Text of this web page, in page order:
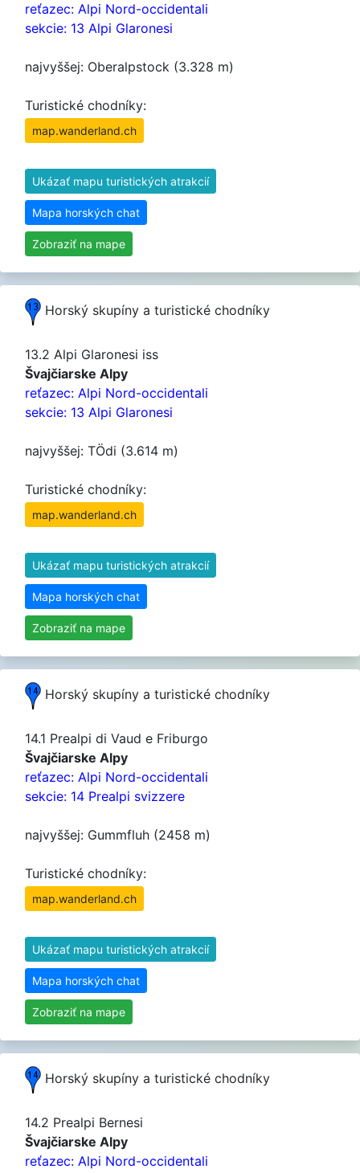
reťazec: Alpi Nord-occidentali
sekcie: 13 Alpi Glaronesi
najvyššej: Oberalpstock (3.328 m)
Turistické chodníky:
map.wanderland.ch
Ukázať mapu turistických atrakcií
Mapa horských chat
Zobraziť na mape
Horský skupíny a turistické chodníky
13.2 Alpi Glaronesi iss
Švajčiarske Alpy
reťazec: Alpi Nord-occidentali
sekcie: 13 Alpi Glaronesi
najvyššej: TÖdi (3.614 m)
Turistické chodníky:
map.wanderland.ch
Ukázať mapu turistických atrakcií
Mapa horských chat
Zobraziť na mape
Horský skupíny a turistické chodníky
14.1 Prealpi di Vaud e Friburgo
Švajčiarske Alpy
reťazec: Alpi Nord-occidentali
sekcie: 14 Prealpi svizzere
najvyššej: Gummfluh (2458 m)
Turistické chodníky:
map.wanderland.ch
Ukázať mapu turistických atrakcií
Mapa horských chat
Zobraziť na mape
Horský skupíny a turistické chodníky
14.2 Prealpi Bernesi
Švajčiarske Alpy
reťazec: Alpi Nord-occidentali